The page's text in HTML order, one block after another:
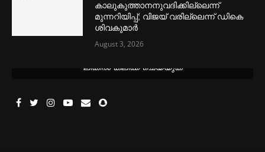
കാലുകുത്താനനുവദിക്കില്ലെന്ന്
മുന്നറിയിപ്പ്; വിജയ് വരില്ലെന്ന് ഡികെ
ശിവകുമാര്‍
August 3, 2026
ലിങ്കിൽ ക്ലിക്ക് ചെയ്യുക